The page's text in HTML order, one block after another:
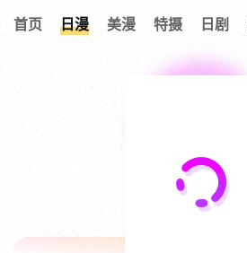
首页 日漫 美漫 特摄 日剧
我的观影记录
暂无观看影片的记录